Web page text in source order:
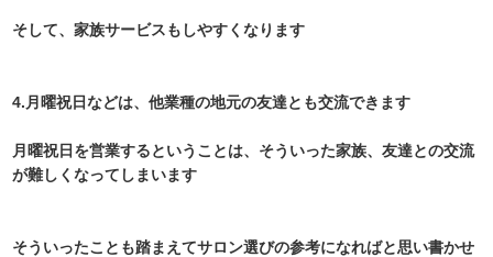
そして、家族サービスもしやすくなります
4.月曜祝日などは、他業種の地元の友達とも交流できます
月曜祝日を営業するということは、そういった家族、友達との交流
が難しくなってしまいます
そういったことも踏まえてサロン選びの参考になればと思い書かせ